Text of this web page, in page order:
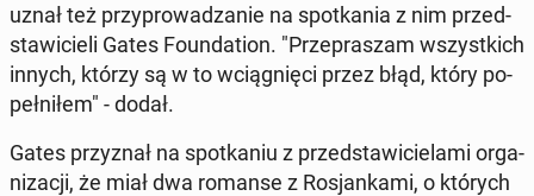
uznał też przy­pro­wa­dza­nie na spo­tka­nia z nim przed­
sta­wi­cie­li Gates Fo­un­da­tion. "Prze­pra­szam wszyst­kich
innych, którzy są w to wcią­gnię­ci przez błąd, który po­
peł­ni­łem" - dodał.
Gates przy­znał na spo­tka­niu z przed­sta­wi­cie­la­mi or­ga­
ni­za­cji, że miał dwa romanse z Ro­sjan­ka­mi, o których